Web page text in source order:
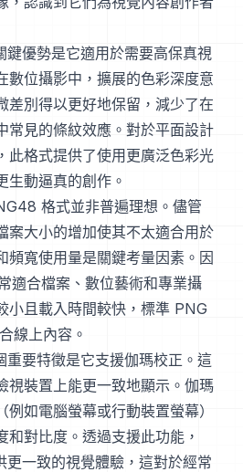
優勢是它適用於需要高保真視
數位攝影中，擴展的色彩深度意
差別得以更好地保留，減少了在
常見的條紋效應。對於平面設計
此格式提供了使用更廣泛色彩光
生動逼真的創作。
格式並非普遍理想。儘管
案大小的增加使其不太適合用於
頻寬使用量是關鍵考量因素。因
適合檔案、數位藝術和專業攝
小且載入時間較快，標準 PNG
線上內容。
要特徵是它支援伽瑪校正。這
視裝置上能更一致地顯示。伽瑪
如電腦螢幕或行動裝置螢幕）
和對比度。透過支援此功能，
一致的視覺體驗，這對於經常